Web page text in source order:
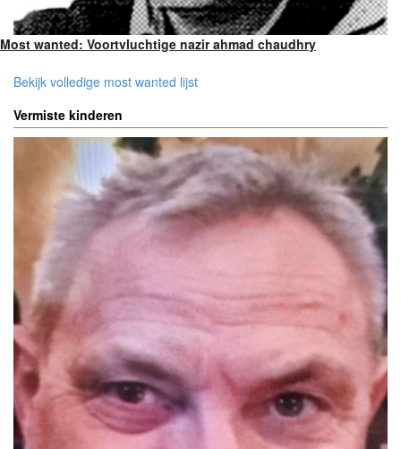
Most wanted: Voortvluchtige nazir ahmad chaudhry
Bekijk volledige most wanted lijst
Vermiste kinderen